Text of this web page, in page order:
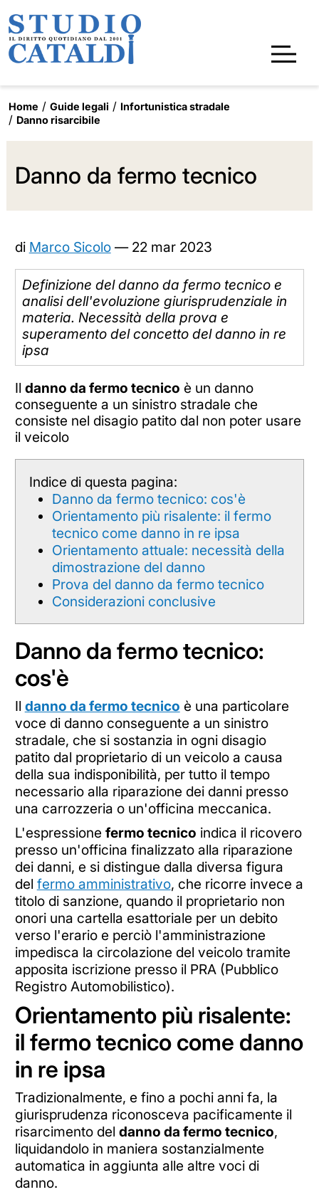
Home Guide legali
Infortunistica stradale
Danno risarcibile
Danno da fermo tecnico
di Marco Sicolo— 22 mar 2023
Definizione del danno da fermo tecnico e
analisi dell'evoluzione giurisprudenziale in
materia. Necessità della prova e
superamento del concetto del danno in re
ipsa
Il danno da fermo tecnico è un danno
conseguente a un sinistro stradale che
consiste nel disagio patito dal non poter usare
il veicolo
Indice di questa pagina:
Danno da fermo tecnico: cos'è
Orientamento più risalente: il fermo
tecnico come danno in re ipsa
Orientamento attuale: necessità della
dimostrazione del danno
Prova del danno da fermo tecnico
Considerazioni conclusive
Danno da fermo tecnico:
cos'è
Il danno da fermo tecnico è una particolare
voce di danno conseguente a un sinistro
stradale, che si sostanzia in ogni disagio
patito dal proprietario di un veicolo a causa
della sua indisponibilità, per tutto il tempo
necessario alla riparazione dei danni presso
una carrozzeria o un'officina meccanica.
L'espressione fermo tecnico indica il ricovero
presso un'officina finalizzato alla riparazione
dei danni, e si distingue dalla diversa figura
del fermo amministrativo, che ricorre invece a
titolo di sanzione, quando il proprietario non
onori una cartella esattoriale per un debito
verso l'erario e perciò l'amministrazione
impedisca la circolazione del veicolo tramite
apposita iscrizione presso il PRA (Pubblico
Registro Automobilistico).
Orientamento più risalente:
il fermo tecnico come danno
in re ipsa
Tradizionalmente, e fino a pochi anni fa, la
giurisprudenza riconosceva pacificamente il
risarcimento del danno da fermo tecnico,
liquidandolo in maniera sostanzialmente
automatica in aggiunta alle altre voci di
danno.